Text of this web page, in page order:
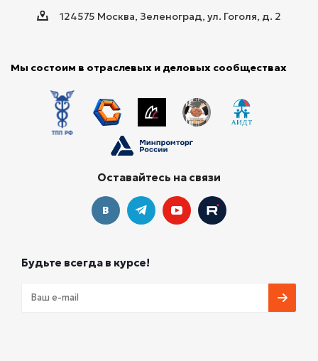
124575 Москва, Зеленоград, ул. Гоголя, д. 2
Мы состоим в отраслевых и деловых сообществах
Оставайтесь на связи
Будьте всегда в курсе!